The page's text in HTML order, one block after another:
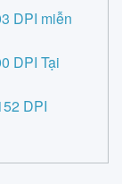
DPI miễn
DPI Tại
DPI